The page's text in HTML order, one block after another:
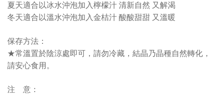
夏天適合以冰水沖泡加入檸檬汁 清新自然 又解渴
冬天適合以溫水沖泡加入金桔汁 酸酸甜甜 又溫暖
保存方法：
★常溫置於陰涼處即可，請勿冷藏，結晶乃晶種自然轉化，
請安心食用。
注 意：